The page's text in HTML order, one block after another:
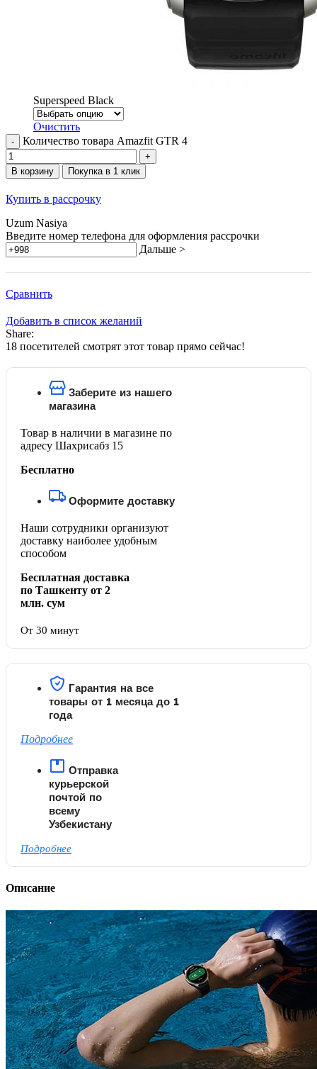
Superspeed Black
Очистить
Количество товара Amazfit GTR 4
В корзину Покупка в 1 клик
Купить в рассрочку
Uzum Nasiya
Введите номер телефона для оформления рассрочки
Дальше >
Сравнить
Добавить в список желаний
Share:
18 посетителей смотрят этот товар прямо сейчас!
Заберите из нашего
магазина
Товар в наличии в магазине по
адресу Шахрисабз 15
Бесплатно
Оформите доставку
Наши сотрудники организуют
доставку наиболее удобным
способом
Бесплатная доставка
по Ташкенту от 2
млн. сум
От 30 минут
Гарантия на все
товары от 1 месяца до 1
года
Подробнее
Отправка
курьерской
почтой по
всему
Узбекистану
Подробнее
Описание